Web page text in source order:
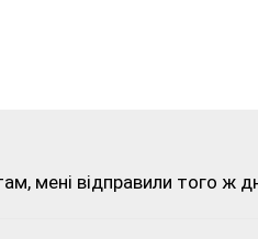
мені відправили того ж